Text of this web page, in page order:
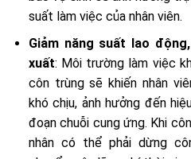
suất làm việc của nhân viên.
Giảm năng suất lao
xuất: Môi trường làm việc
côn trùng sẽ khiến nhân
khó chịu, ảnh hưởng đến
đoạn chuỗi cung ứng. Khi
nhân có thể phải dừng